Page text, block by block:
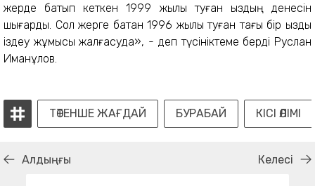
жерде батып кеткен 1999 жылы туған қыздың денесін
шығарды. Сол жерге батқан 1996 жылы туған тағы бір қызды
іздеу жұмысы жалғасуда», - деп түсініктеме берді Руслан
Иманқұлов.
ТӨТЕНШЕ ЖАҒДАЙ БУРАБАЙ КІСІ ӨЛІМІ
Алдыңғы Келесі